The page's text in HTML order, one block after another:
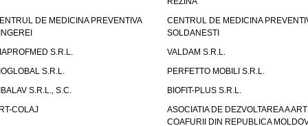
DE MEDICINA PREVENTIVA
CENTRUL DE MEDICINA
SOLDANESTI
S.R.L.
VALDAM S.R.L.
S.R.L.
PERFETTO MOBILI S.R.L.
S.R.L., S.C.
BIOFIT-PLUS S.R.L.
COLAJ
ASOCIATIA DE DEZVOLTAREA A
COAFURII DIN REPUBLICA